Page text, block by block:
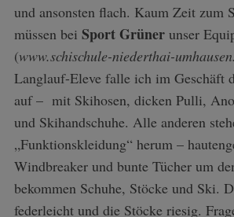
und ansonsten flach. Kaum Zeit zum
müssen bei Sport Grünerunser
(www.schischule-niederthai-
Langlauf-Eleve falle ich im Geschäft
auf – mit Skihosen, dicken Pulli,
und Skihandschuhe. Alle anderen
„Funktionskleidung“ herum –
Windbreaker und bunte Tücher um
bekommen Schuhe, Stöcke und Ski.
federleicht und die Stöcke riesig.